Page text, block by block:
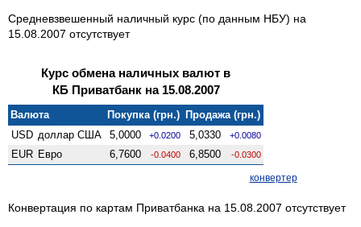
Средневзвешенный наличный курс (по данным НБУ) на
15.08.2007 отсутствует
Курс обмена наличных валют в
КБ Приватбанк на 15.08.2007
Валюта Покупка (грн.) Продажа (грн.)
USD доллар США 5,0000 +0.0200 5,0330 +0.0080
EUR Евро 6,7600 -0.0400 6,8500 -0.0300
конвертер
Конвертация по картам Приватбанка на 15.08.2007 отсутствует